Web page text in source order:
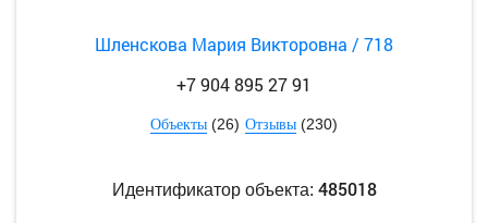
Шленскова Мария Викторовна / 718
+7 904 895 27 91
Объекты (26) Отзывы (230)
Идентификатор объекта: 485018